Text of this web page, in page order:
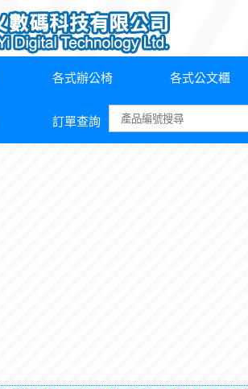
各式辦公椅 各式公文櫃
訂單查詢